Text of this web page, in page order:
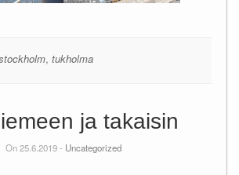
, tukholma
ja takaisin
On 25.6.2019 - Uncategorized